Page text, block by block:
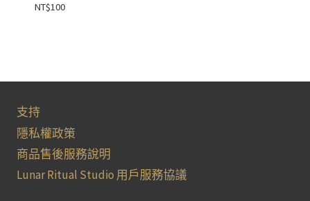
NT$100
支持
隱私權政策
商品售後服務說明
Lunar Ritual Studio 用戶服務協議